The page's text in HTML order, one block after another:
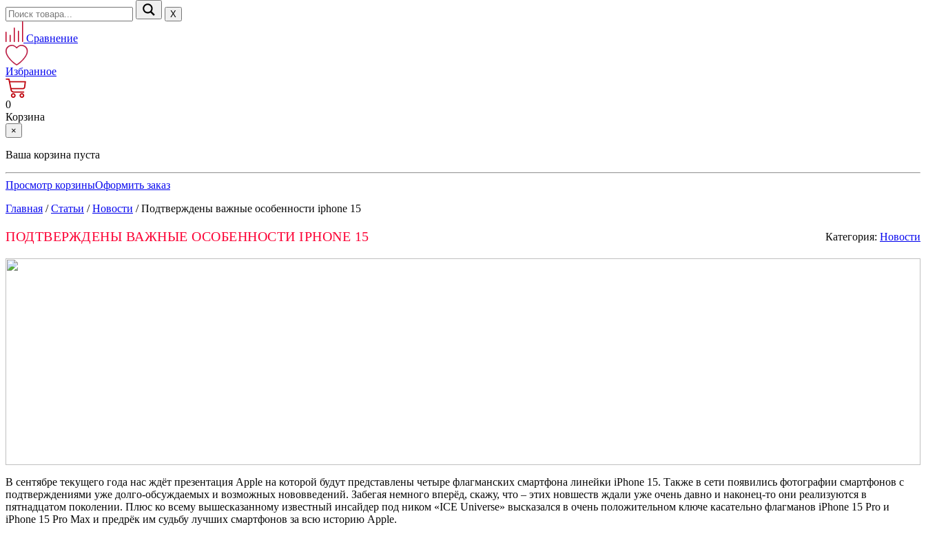
Х
Сравнение
Избранное
0
Корзина
×
Ваша корзина пуста
Просмотр корзиныОформить заказ
Главная /Статьи /Новости /Подтверждены важные особенности iphone 15
ПОДТВЕРЖДЕНЫ ВАЖНЫЕ ОСОБЕННОСТИ IPHONE 15 Категория: Новости
В сентябре текущего года нас ждёт презентация Apple на которой будут представлены четыре флагманских смартфона линейки iPhone 15. Также в сети появились фотографии смартфонов с
подтверждениями уже долго-обсуждаемых и возможных нововведений. Забегая немного вперёд, скажу, что – этих новшеств ждали уже очень давно и наконец-то они реализуются в
пятнадцатом поколении. Плюс ко всему вышесказанному известный инсайдер под ником «ICE Universe» высказался в очень положительном ключе касательно флагманов iPhone 15 Pro и
iPhone 15 Pro Max и предрёк им судьбу лучших смартфонов за всю историю Apple.